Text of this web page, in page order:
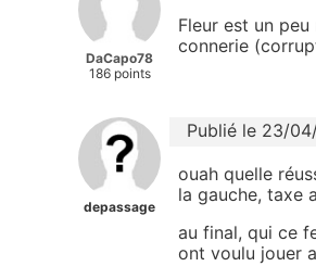
DaCapo78
186 points
Fleur est un
connerie
depassage
Publié le 23/
ouah quelle
la gauche, taxe
au final, qui ce
ont voulu jouer